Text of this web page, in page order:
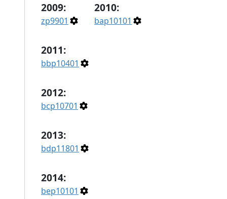
2009:
zp9901
2010:
bap10101
2011:
bbp10401
2012:
bcp10701
2013:
bdp11801
2014:
bep10101